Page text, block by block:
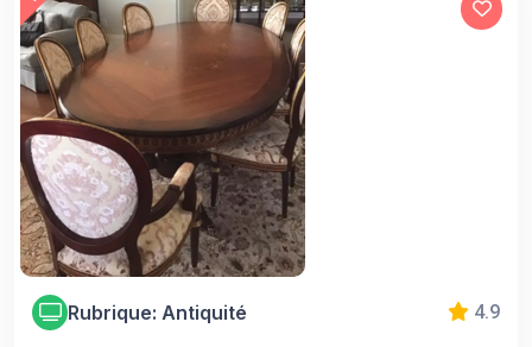
Rubrique: Antiquité 4.9